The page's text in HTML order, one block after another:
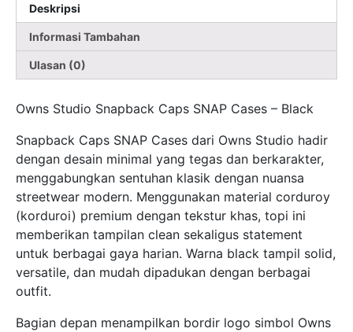
Deskripsi
Informasi Tambahan
Ulasan (0)
Owns Studio Snapback Caps SNAP Cases – Black
Snapback Caps SNAP Cases dari Owns Studio hadir
dengan desain minimal yang tegas dan berkarakter,
menggabungkan sentuhan klasik dengan nuansa
streetwear modern. Menggunakan material corduroy
(korduroi) premium dengan tekstur khas, topi ini
memberikan tampilan clean sekaligus statement
untuk berbagai gaya harian. Warna black tampil solid,
versatile, dan mudah dipadukan dengan berbagai
outfit.
Bagian depan menampilkan bordir logo simbol Owns